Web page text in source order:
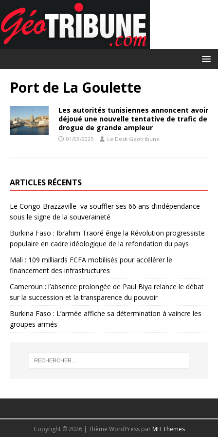
Port de La Goulette
Les autorités tunisiennes annoncent avoir
déjoué une nouvelle tentative de trafic de
drogue de grande ampleur
01/09/2025 Le Desk Geotribune
ARTICLES RÉCENTS
Le Congo-Brazzaville va souffler ses 66 ans d’indépendance
sous le signe de la souveraineté
Burkina Faso : Ibrahim Traoré érige la Révolution progressiste
populaire en cadre idéologique de la refondation du pays
Mali : 109 milliards FCFA mobilisés pour accélérer le
financement des infrastructures
Cameroun : l’absence prolongée de Paul Biya relance le débat
sur la succession et la transparence du pouvoir
Burkina Faso : L’armée affiche sa détermination à vaincre les
groupes armés
Copyright © 2026 | Thème WordPress par MH Themes